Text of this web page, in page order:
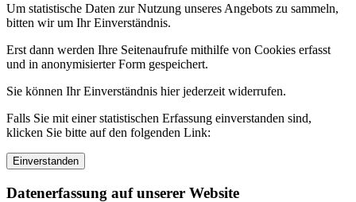
Um statistische Daten zur Nutzung unseres Angebots zu sammeln,
bitten wir um Ihr Einverständnis.
Erst dann werden Ihre Seitenaufrufe mithilfe von Cookies erfasst
und in anonymisierter Form gespeichert.
Sie können Ihr Einverständnis hier jederzeit widerrufen.
Falls Sie mit einer statistischen Erfassung einverstanden sind,
klicken Sie bitte auf den folgenden Link:
Einverstanden
Datenerfassung auf unserer Website